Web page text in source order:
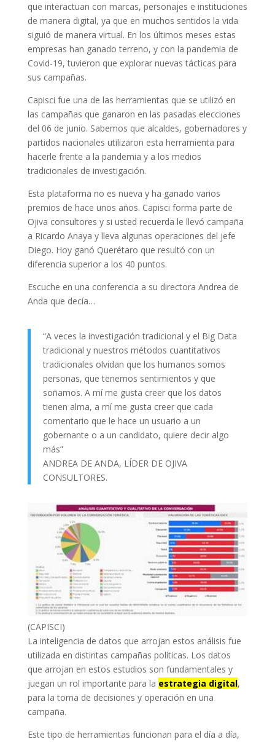
que interactuan con marcas, personajes e instituciones
de manera digital, ya que en muchos sentidos la vida
siguió de manera virtual. En los últimos meses estas
empresas han ganado terreno, y con la pandemia de
Covid-19, tuvieron que explorar nuevas tácticas para
sus campañas.
Capisci fue una de las herramientas que se utilizó en
las campañas que ganaron en las pasadas elecciones
del 06 de junio. Sabemos que alcaldes, gobernadores y
partidos nacionales utilizaron esta herramienta para
hacerle frente a la pandemia y a los medios
tradicionales de investigación.
Esta plataforma no es nueva y ha ganado varios
premios de hace unos años. Capisci forma parte de
Ojiva consultores y si usted recuerda le llevó campaña
a Ricardo Anaya y lleva algunas operaciones del jefe
Diego. Hoy ganó Querétaro que resultó con un
diferencia superior a los 40 puntos.
Escuche en una conferencia a su directora Andrea de
Anda que decía…
“A veces la investigación tradicional y el Big Data
tradicional y nuestros métodos cuantitativos
tradicionales olvidan que los humanos somos
personas, que tenemos sentimientos y que
soñamos. A mí me gusta creer que los datos
tienen alma, a mí me gusta creer que cada
comentario que le hace un usuario a un
gobernante o a un candidato, quiere decir algo
más”
ANDREA DE ANDA, LÍDER DE OJIVA
CONSULTORES.
(CAPISCI)
La inteligencia de datos que arrojan estos análisis fue
utilizada en distintas campañas políticas. Los datos
que arrojan en estos estudios son fundamentales y
juegan un rol importante para la estrategia digital,
para la toma de decisiones y operación en una
campaña.
Este tipo de herramientas funcionan para el día a día,